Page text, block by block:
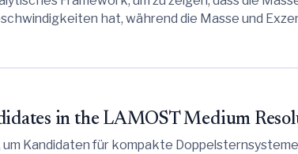
hat, während die Masse und
entscheidend bestimmen und somit
in the LAMOST Medium
Kandidaten für kompakte